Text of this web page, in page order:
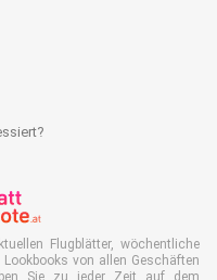
Flugblätter, wöchentliche
von allen Geschäften
Sie zu jeder Zeit auf dem